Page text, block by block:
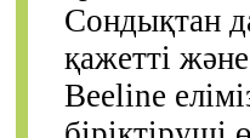
Сондықтан
қажетті
Beeline